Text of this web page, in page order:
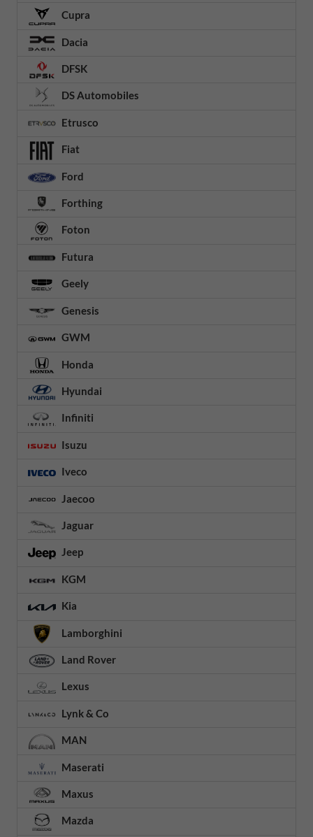
Cupra
Dacia
DFSK
DS Automobiles
Etrusco
Fiat
Ford
Forthing
Foton
Futura
Geely
Genesis
GWM
Honda
Hyundai
Infiniti
Isuzu
Iveco
Jaecoo
Jaguar
Jeep
KGM
Kia
Lamborghini
Land Rover
Lexus
Lynk & Co
MAN
Maserati
Maxus
Mazda